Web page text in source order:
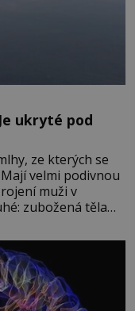
ukryté pod
ze kterých se
velmi podivnou
muži v
zubožená těla
1945, druhá
Stolpsee